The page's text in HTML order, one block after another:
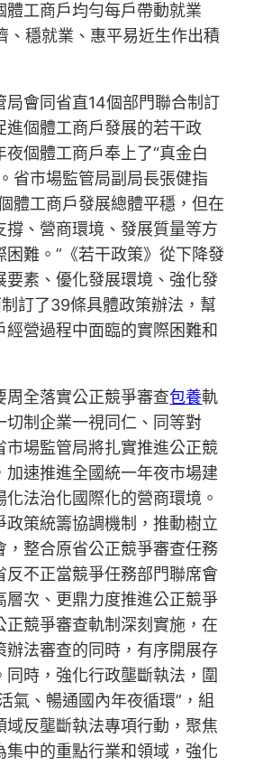
體工商戶均勻每戶帶動就業
、穩就業、惠平易近生作出積
局會同省直14個部門聯合制訂
進個體工商戶發展的若干政
個體工商戶奉上了“真金白
省市場監管局副局長張健指
體工商戶發展總體平穩，但在
撐、營商環境、發展質量等方
困難。”《若干政策》從下降發
要素、優化發展環境、強化發
訂了39條具體政策辦法，幫
經營過程中面臨的實際困難和
周全落實公正競爭審查包養軌
切制企業一視同仁、同等對
市場監管局將扎實推進公正競
加速推進全國統一年夜市場建
法治化國際化的營商環境。
政策統籌協調機制，推動樹立
，整合原省公正競爭審查任務
反不正當競爭任務部門聯席會
層次、更鼎力度推進公正競爭
正競爭審查軌制深刻實施，在
辦法審查的同時，有序開展存
同時，強化行政壟斷執法，圍
氣、暢通國內年夜循環”，組
域反壟斷執法專項行動，聚焦
集中的重點行業和領域，強化